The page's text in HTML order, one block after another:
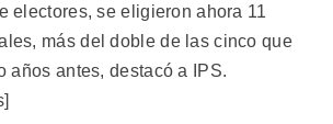
electores, se eligieron ahora 11
más del doble de las cinco que
años antes, destacó a IPS.